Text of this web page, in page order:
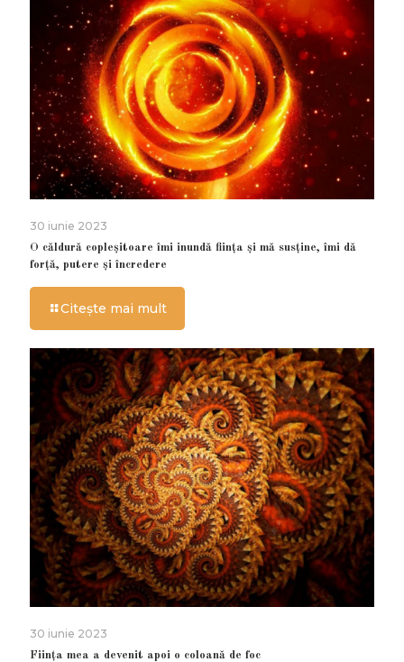
30 iunie 2023
O căldură copleșitoare îmi inundă ființa și mă susține, îmi dă
forță, putere și încredere
Citește mai mult
30 iunie 2023
Ființa mea a devenit apoi o coloană de foc